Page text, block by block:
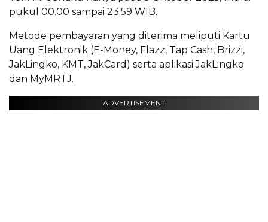
pukul 00.00 sampai 23.59 WIB.
Metode pembayaran yang diterima meliputi Kartu
Uang Elektronik (E-Money, Flazz, Tap Cash, Brizzi,
JakLingko, KMT, JakCard) serta aplikasi JakLingko
dan MyMRTJ.
ADVERTISEMENT